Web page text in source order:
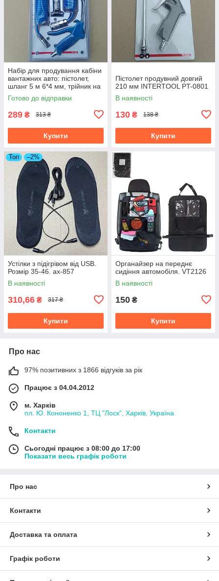
Набір для продування кабіни
вантажних авто: пістолет,
шланг 5 м 6*4 мм, трійник на
6 мм. INTERTOOL PT-1506
Готово до відправки
289 ₴ 313 ₴
Купити
Пістолет продувний довгий
210 мм INTERTOOL PT-0801
В наявності
130 ₴ 138 ₴
Купити
Топ –2%
Устілки з підігрівом від USB.
Розмір 35-46. ax-857
В наявності
310,66 ₴ 317 ₴
Купити
Органайзер на переднє
сидіння автомобіля. VT2126
В наявності
150 ₴
Купити
Про нас
97% позитивних з 1866 відгуків за рік
Працює з 04.04.2012
м. Харків
пл. Ю. Кононенко 1, ТЦ "Лоск", Харків, Україна
Контакти
Сьогодні працює з 08:00 до 17:00
Показати весь графік роботи
Про нас
Контакти
Доставка та оплата
Графік роботи